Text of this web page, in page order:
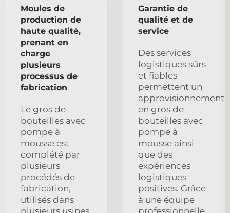
Moules de
production de
haute qualité,
prenant en
charge
plusieurs
processus de
fabrication
Le gros de
bouteilles avec
pompe à
mousse est
complété par
plusieurs
procédés de
fabrication,
utilisés dans
plusieurs usines
Garantie de
qualité et de
service
Des services
logistiques sûrs
et fiables
permettent un
approvisionnement
en gros de
bouteilles avec
pompe à
mousse ainsi
que des
expériences
logistiques
positives. Grâce
à une équipe
professionnelle